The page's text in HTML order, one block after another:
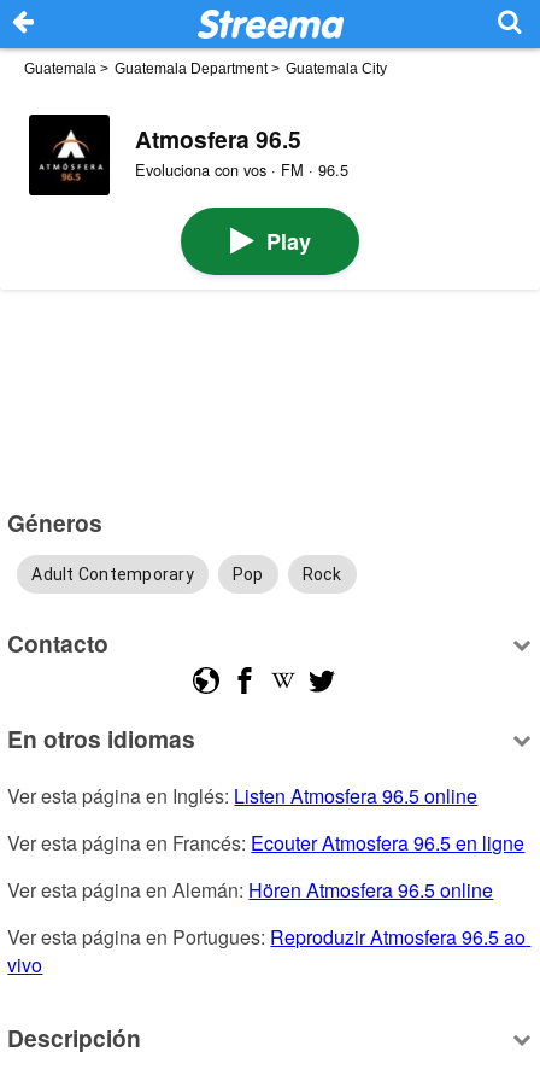
Guatemala > Guatemala Department> Guatemala City
Atmosfera 96.5
Evoluciona con vos · FM · 96.5
Play
Géneros
Adult Contemporary Pop Rock
Contacto
En otros idiomas
Ver esta página en Inglés: Listen Atmosfera 96.5 online
Ver esta página en Francés: Ecouter Atmosfera 96.5 en ligne
Ver esta página en Alemán: Hören Atmosfera 96.5 online
Ver esta página en Portugues: Reproduzir Atmosfera 96.5 ao
vivo
Descripción